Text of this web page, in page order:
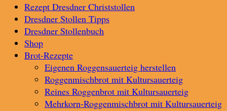
Rezept Dresdner Christstollen
Dresdner Stollen Tipps
Dresdner Stollenbuch
Shop
Brot-Rezepte
Eigenen Roggensauerteig herstellen
Roggenmischbrot mit Kultursauerteig
Reines Roggenbrot mit Kultursauerteig
Mehrkorn-Roggenmischbrot mit Kultursauerteig